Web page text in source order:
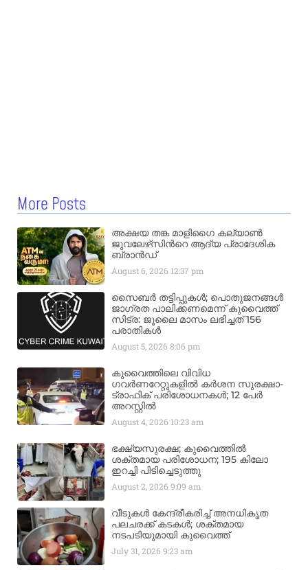
More Posts
അക്ഷയ തങ്ക മാളിഗൈ കല്യാണ്‍
ജുവലേഴ്‌സിന്‍റെ ആദ്യ പ്രാദേശിക
ബ്രാന്‍ഡ്
August 6, 2026 12:37 pm
സൈബർ തട്ടിപ്പുകൾ; പൊതുജനങ്ങൾ
ജാഗ്രത പാലിക്കണമെന്ന് കുവൈത്ത്
സിട്ര: ജൂലൈ മാസം ലഭിച്ചത് 156
പരാതികൾ
August 5, 20268:06 pm
കുവൈത്തിലെ വിവിധ
ഗവർണറേറ്റുകളിൽ കർശന സുരക്ഷാ-
ട്രാഫിക് പരിശോധനകൾ; 12 പേർ
അറസ്റ്റിൽ
August 4, 2026 10:23 am
ഭക്ഷ്യസുരക്ഷ; കുവൈത്തിൽ
ശക്തമായ പരിശോധന; 195 കിലോ
ഇറച്ചി പിടിച്ചെടുത്തു
August 2, 20269:09 am
വീടുകൾ കേന്ദ്രീകരിച്ച് അനധികൃത
പലചരക്ക് കടകൾ; ശക്തമായ
നടപടിയുമായി കുവൈത്ത്
July 31, 20269:23 am